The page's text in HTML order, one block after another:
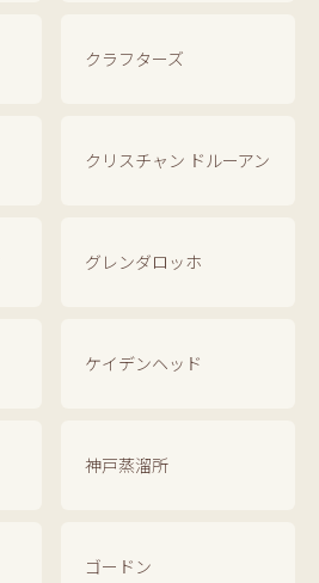
クラフターズ
クリスチャン ドルーアン
グレンダロッホ
ケイデンヘッド
神戸蒸溜所
ゴードン